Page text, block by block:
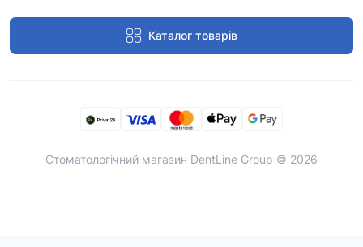
Каталог товарів
Cтоматологічний магазин DentLine Group © 2026